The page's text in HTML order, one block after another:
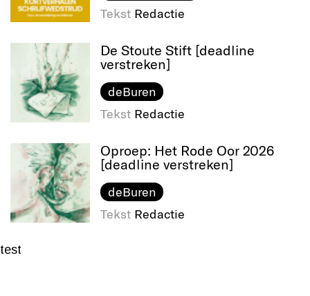
Tekst Redactie
De Stoute Stift [deadline
verstreken]
deBuren
Tekst Redactie
Oproep: Het Rode Oor 2026
[deadline verstreken]
deBuren
Tekst Redactie
test